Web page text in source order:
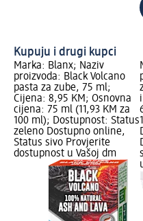
Kupuju i drugi kupci
Marka: Blanx; Naziv
proizvoda: Black Volcano
pasta za zube, 75 ml;
Cijena: 8,95 KM; Osnovna
cijena: 75 ml (11,93 KM za
100 ml); Dostupnost: Status
zeleno Dostupno online,
Status sivo Provjerite
dostupnost u Vašoj dm